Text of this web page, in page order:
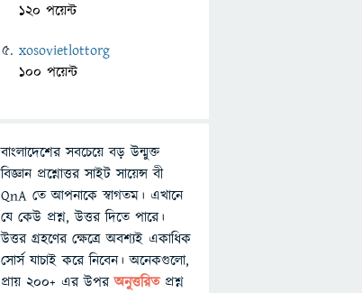
120 পয়েন্ট
xosovietlottorg
100 পয়েন্ট
বাংলাদেশের সবচেয়ে বড় উন্মুক্ত
বিজ্ঞান প্রশ্নোত্তর সাইট সায়েন্স বী
QnA তে আপনাকে স্বাগতম। এখানে
যে কেউ প্রশ্ন, উত্তর দিতে পারে।
উত্তর গ্রহণের ক্ষেত্রে অবশ্যই একাধিক
সোর্স যাচাই করে নিবেন। অনেকগুলো,
প্রায় ২০০+ এর উপরঅনুত্তরিতপ্রশ্ন